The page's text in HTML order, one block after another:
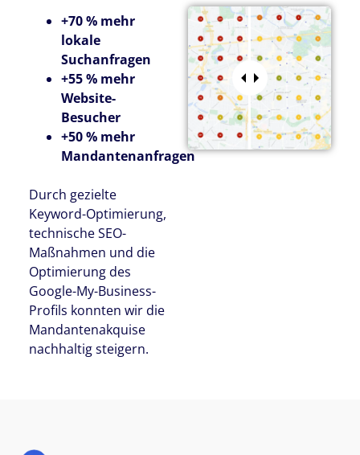
+70 % mehr
lokale
Suchanfragen
+55 % mehr
Website-
Besucher
+50 % mehr
Mandantenanfragen
Durch gezielte
Keyword-Optimierung,
technische SEO-
Maßnahmen und die
Optimierung des
Google-My-Business-
Profils konnten wir die
Mandantenakquise
nachhaltig steigern.